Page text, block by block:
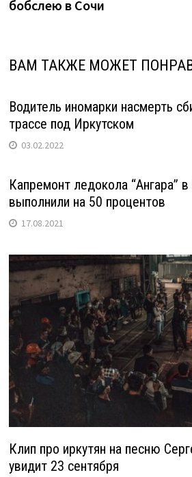
бобслею в Сочи
ВАМ ТАКЖЕ МОЖЕТ
Водитель иномарки насмерть
трассе под Иркутском
03.02.2022
Капремонт ледокола “Ангара”
выполнили на 50 процентов
17.08.2021
Клип про иркутян на песню
увидит 23 сентября